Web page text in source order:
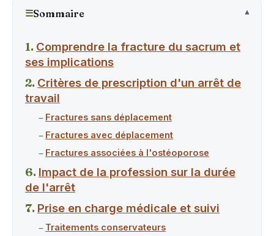
☰Sommaire
Comprendre la fracture du sacrum et
ses implications
Critères de prescription d'un arrêt de
travail
Fractures sans déplacement
Fractures avec déplacement
Fractures associées à l'ostéoporose
Impact de la profession sur la durée
de l'arrêt
Prise en charge médicale et suivi
Traitements conservateurs